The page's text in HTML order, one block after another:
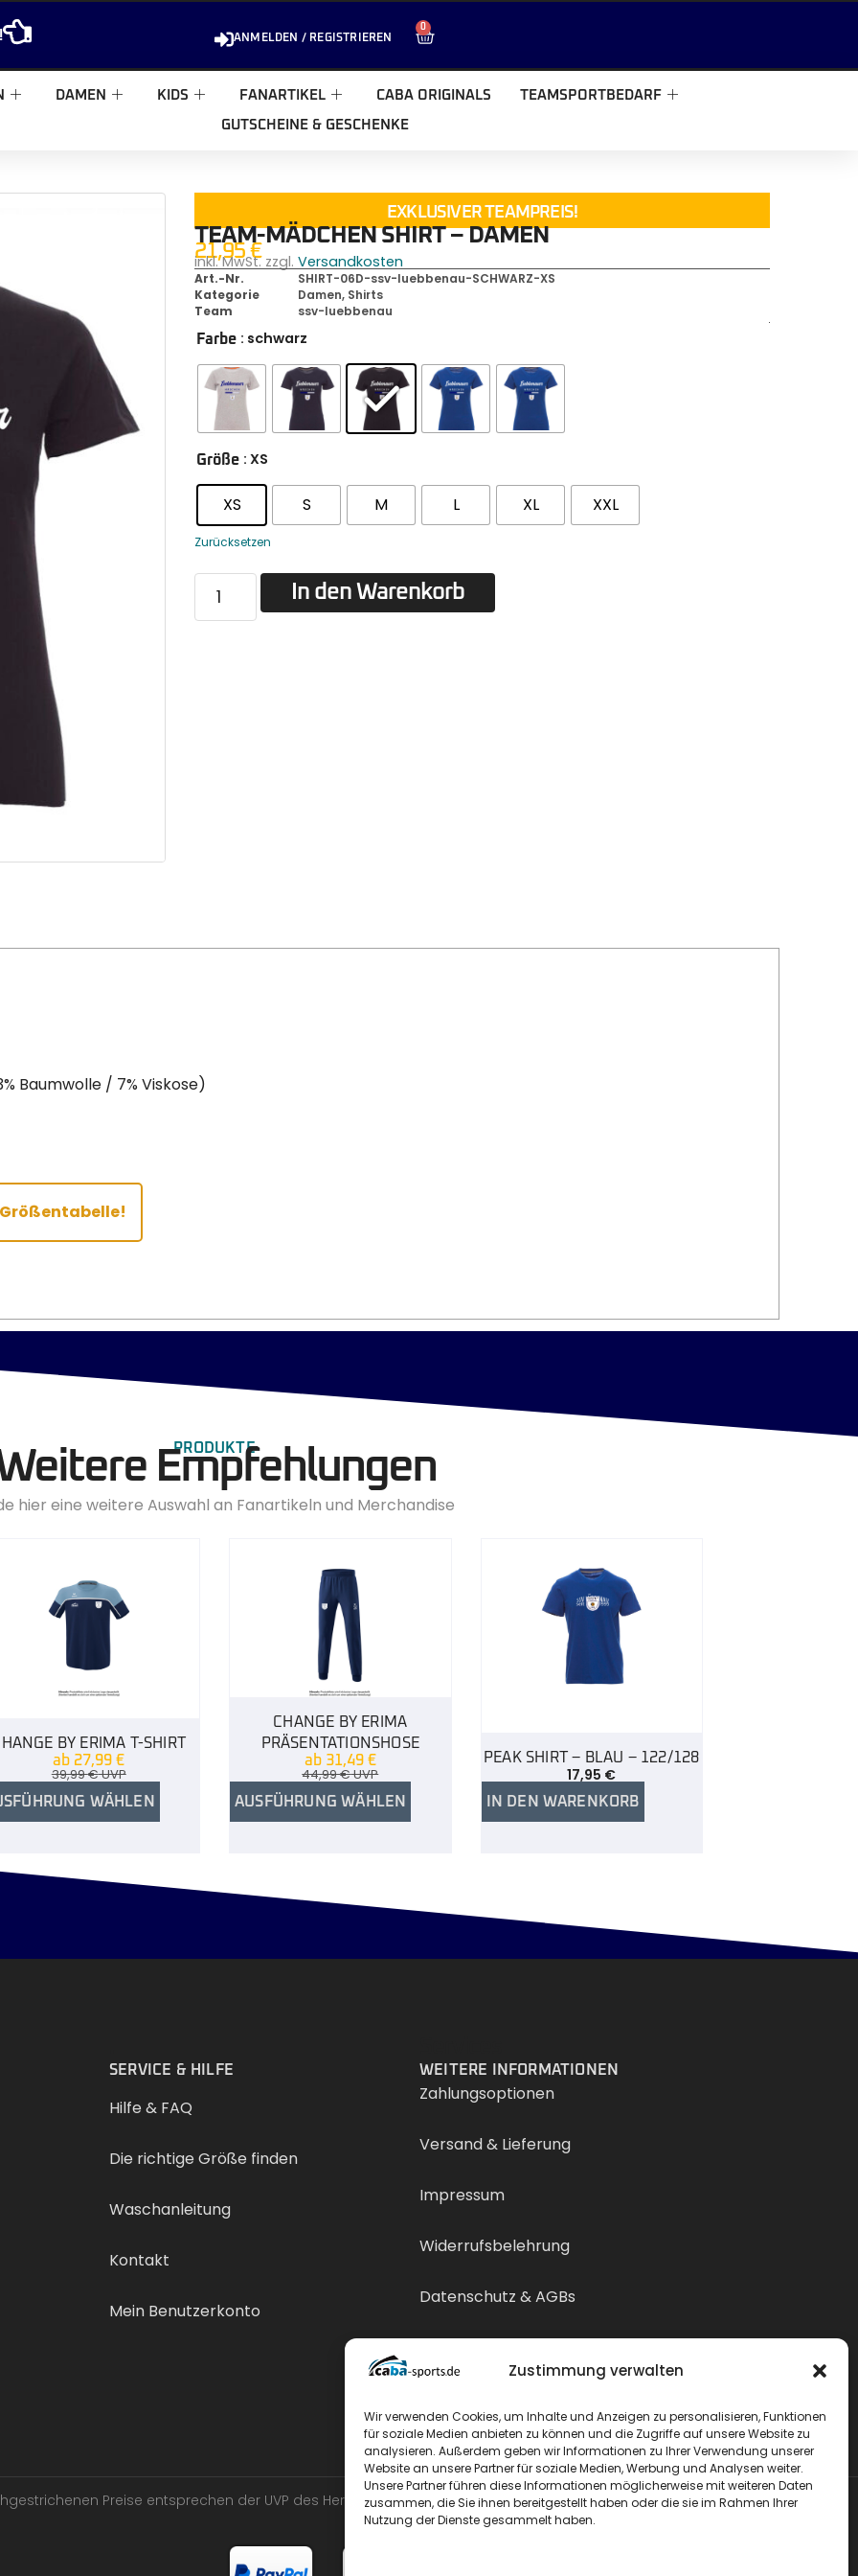
Zustimmung verwalten
Wir verwenden Cookies, um Inhalte und Anzeigen zu personalisieren, Funktionen
für soziale Medien anbieten zu können und die Zugriffe auf unsere Website zu
analysieren. Außerdem geben wir Informationen zu Ihrer Verwendung unserer
Website an unsere Partner für soziale Medien, Werbung und Analysen weiter.
Unsere Partner führen diese Informationen möglicherweise mit weiteren Daten
zusammen, die Sie ihnen bereitgestellt haben oder die sie im Rahmen Ihrer
Nutzung der Dienste gesammelt haben.
ANMELDEN / REGISTRIEREN
0
DAMEN KIDS FANARTIKEL CABA ORIGINALS TEAMSPORTBEDARF
GUTSCHEINE & GESCHENKE
EXKLUSIVER TEAMPREIS!
TEAM-MÄDCHEN SHIRT – DAMEN
21,95€
inkl. MwSt. zzgl.Versandkosten
Art.-Nr.
SHIRT-06D-ssv-luebbenau-SCHWARZ-XS
Kategorie
Damen, Shirts
Team
ssv-luebbenau
Farbe : schwarz
Größe : XS
XS S M L XL XXL
Zurücksetzen
In den Warenkorb
Baumwolle / 7% Viskose)
PRODUKTE
Empfehlungen
hier eine weitere Auswahl an Fanartikeln und Merchandise
BY ERIMA T-SHIRT
ab 27,99€
39,99€UVP
WÄHLEN
CHANGE BY ERIMA
PRÄSENTATIONSHOSE
ab 31,49 €
44,99€UVP
AUSFÜHRUNG WÄHLEN
PEAK SHIRT – BLAU – 122/128
17,95 €
IN DEN WARENKORB
SERVICE & HILFE
Hilfe & FAQ
Die richtige Größe finden
Waschanleitung
Kontakt
Mein Benutzerkonto
WEITERE INFORMATIONEN
Zahlungsoptionen
Versand & Lieferung
Impressum
Widerrufsbelehrung
Datenschutz & AGBs
Preise entsprechen der UVP des Herstellers.